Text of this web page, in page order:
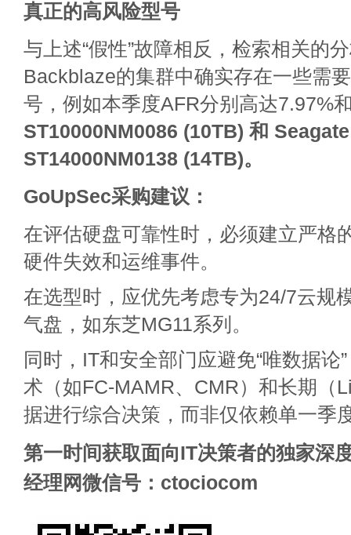
真正的高风险型号
与上述“假性”故障相反，检索相关的
Backblaze的集群中确实存在一些需
号，例如本季度AFR分别高达7.97%
ST10000NM0086 (10TB) 和 Seagate
ST14000NM0138 (14TB)。
GoUpSec采购建议：
在评估硬盘可靠性时，必须建立严格
硬件失效和运维事件。
在选型时，应优先考虑专为24/7云规
气盘，如东芝MG11系列。
同时，IT和安全部门应避免“唯数据论
术（如FC-MAMR、CMR）和长期（
据进行综合决策，而非仅依赖单一季
第一时间获取面向IT决策者的独家深
经理网微信号：ctociocom